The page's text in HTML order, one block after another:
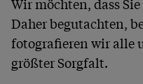
Daher begutachten,
fotografieren wir alle
größter Sorgfalt.